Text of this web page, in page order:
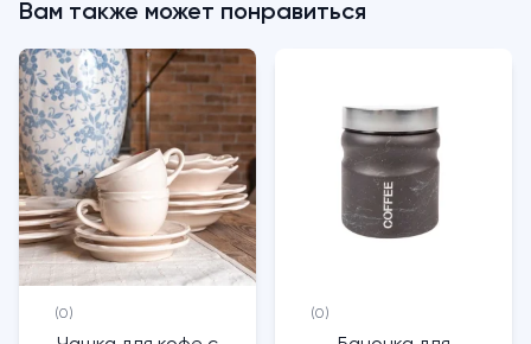
Вам также может понравиться
(0) (0)